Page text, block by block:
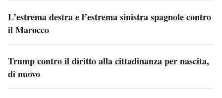
L’estrema destra e l’estrema sinistra spagnole contro
il Marocco
Trump contro il diritto alla cittadinanza per nascita,
di nuovo